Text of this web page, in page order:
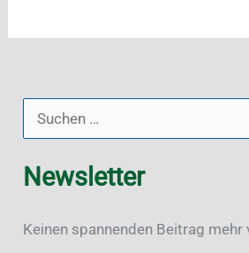
konfrontiert
Trump
„Land
Hope
u
c
e
Newsletter
Keinen spannenden Beitrag mehr